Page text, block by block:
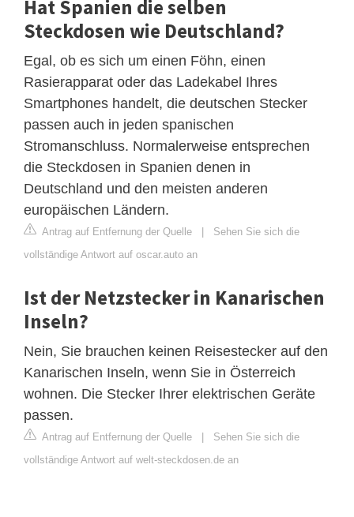
Hat Spanien die selben
Steckdosen wie Deutschland?
Egal, ob es sich um einen Föhn, einen
Rasierapparat oder das Ladekabel Ihres
Smartphones handelt, die deutschen Stecker
passen auch in jeden spanischen
Stromanschluss. Normalerweise entsprechen
die Steckdosen in Spanien denen in
Deutschland und den meisten anderen
europäischen Ländern.
Antrag auf Entfernung der Quelle
Sehen Sie sich die
vollständige Antwort auf oscar.auto an
Ist der Netzstecker in Kanarischen
Inseln?
Nein, Sie brauchen keinen Reisestecker auf den
Kanarischen Inseln, wenn Sie in Österreich
wohnen. Die Stecker Ihrer elektrischen Geräte
passen.
Antrag auf Entfernung der Quelle
Sehen Sie sich die
vollständige Antwort auf welt-steckdosen.de an